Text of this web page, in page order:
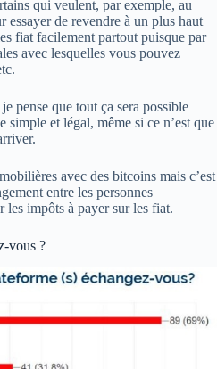
qui veulent, par exemple, au
essayer de revendre à un plus haut
fiat facilement partout puisque par
avec lesquelles vous pouvez
pense que tout ça sera possible
simple et légal, même si ce n’est que
avec des bitcoins mais c’est
entre les personnes
les impôts à payer sur les fiat.
vous ?